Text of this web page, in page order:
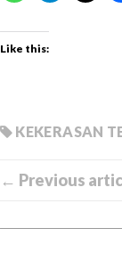
Like this:
KEKERASAN
← Previous